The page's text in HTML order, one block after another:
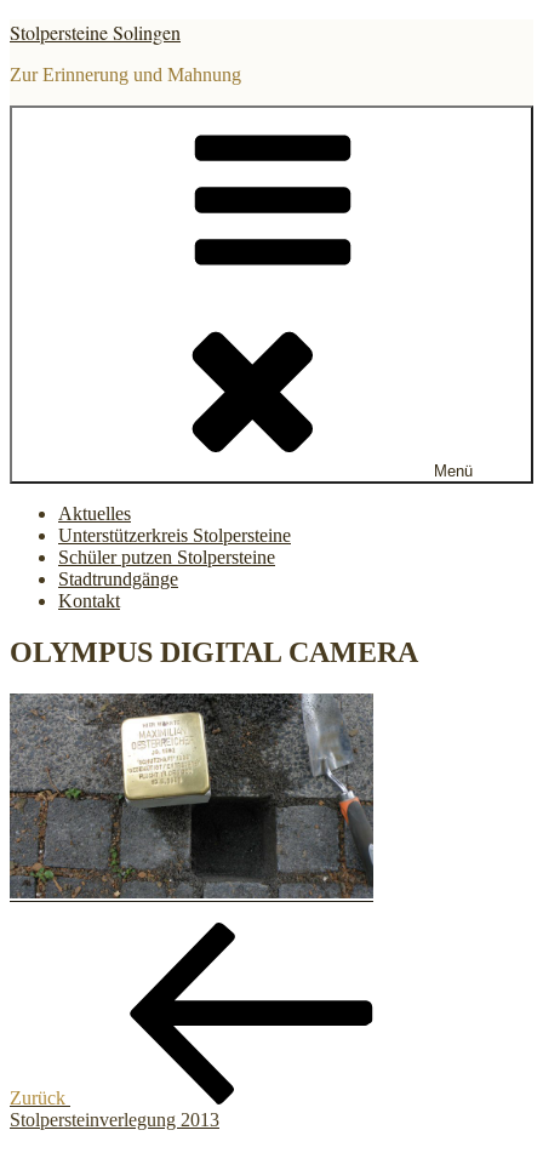
Zum
Inhalt
springen
Stolpersteine Solingen
Zur Erinnerung und Mahnung
Menü
Aktuelles
Unterstützerkreis Stolpersteine
Schüler putzen Stolpersteine
Stadtrundgänge
Kontakt
OLYMPUS DIGITAL CAMERA
Beitragsnavigation
Zurück
Stolpersteinverlegung 2013